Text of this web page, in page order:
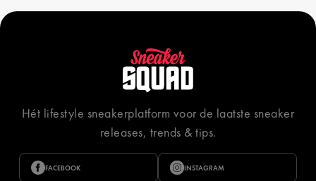
Hét lifestyle sneakerplatform voor de laatste sneaker
releases, trends & tips.
FACEBOOK INSTAGRAM